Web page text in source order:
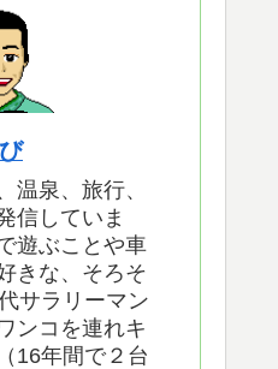
温泉、旅行、
信していま
遊ぶことや車
きな、そろそ
サラリーマン
ンコを連れキ
16年間で２台